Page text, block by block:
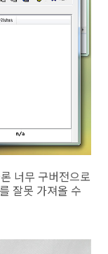
너무 구버전으로
잘못 가져올 수